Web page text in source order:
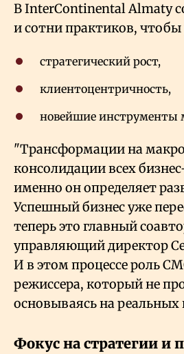
В InterContinental Almaty
и сотни практиков, чтобы
стратегический рост,
клиентоцентричность,
новейшие инструменты
"Трансформации на
консолидации всех
именно он определяет
Успешный бизнес уже
теперь это главный
управляющий директор
И в этом процессе роль
режиссера, который не
основываясь на
Фокус на стратегии и